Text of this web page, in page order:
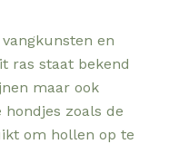
en
ras staat bekend
maar ook
zoals de
om hollen op te